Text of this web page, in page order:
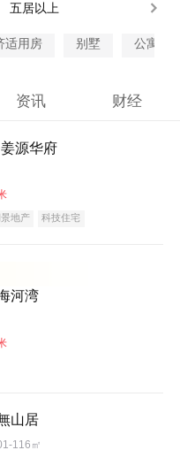
五居以上
适用房 别墅 公寓
资讯 财经
源华府
地产 科技住宅
河湾
山居
116㎡